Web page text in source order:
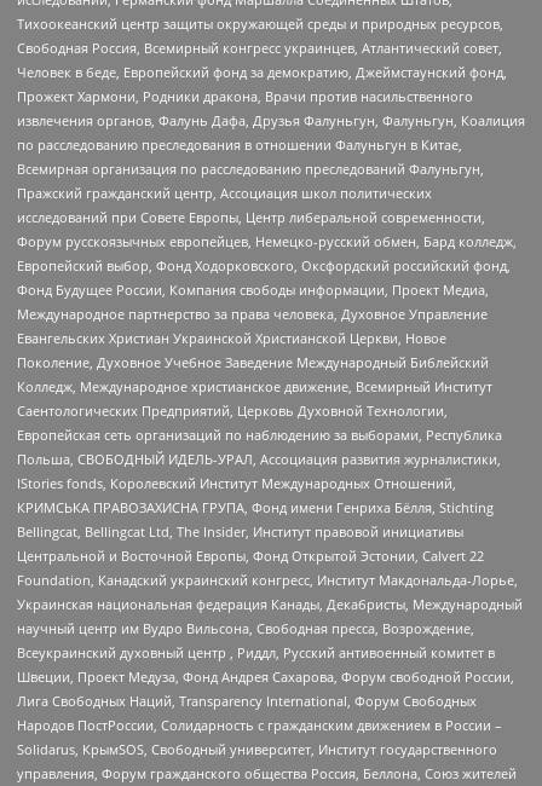
Тихоокеанский центр защиты окружающей среды и природных ресурсов,
Свободная Россия, Всемирный конгресс украинцев, Атлантический совет,
Человек в беде, Европейский фонд за демократию, Джеймстаунский фонд,
Прожект Хармони, Родники дракона, Врачи против насильственного
извлечения органов, Фалунь Дафа, Друзья Фалуньгун, Фалуньгун, Коалиция
по расследованию преследования в отношении Фалуньгун в Китае,
Всемирная организация по расследованию преследований Фалуньгун,
Пражский гражданский центр, Ассоциация школ политических
исследований при Совете Европы, Центр либеральной современности,
Форум русскоязычных европейцев, Немецко-русский обмен, Бард колледж,
Европейский выбор, Фонд Ходорковского, Оксфордский российский фонд,
Фонд Будущее России, Компания свободы информации, Проект Медиа,
Международное партнерство за права человека, Духовное Управление
Евангельских Христиан Украинской Христианской Церкви, Новое
Поколение, Духовное Учебное Заведение Международный Библейский
Колледж, Международное христианское движение, Всемирный Институт
Саентологических Предприятий, Церковь Духовной Технологии,
Европейская сеть организаций по наблюдению за выборами, Республика
Польша, СВОБОДНЫЙ ИДЕЛЬ-УРАЛ, Ассоциация развития журналистики,
IStories fonds, Королевский Институт Международных Отношений,
КРИМСЬКА ПРАВОЗАХИСНА ГРУПА, Фонд имени Генриха Бёлля, Stichting
Bellingcat, Bellingcat Ltd, The Insider, Институт правовой инициативы
Центральной и Восточной Европы, Фонд Открытой Эстонии, Calvert 22
Foundation, Канадский украинский конгресс, Институт Макдональда-Лорье,
Украинская национальная федерация Канады, Декабристы, Международный
научный центр им Вудро Вильсона, Свободная пресса, Возрождение,
Всеукраинский духовный центр , Риддл, Русский антивоенный комитет в
Швеции, Проект Медуза, Фонд Андрея Сахарова, Форум свободной России,
Лига Свободных Наций, Transparеncy International, Форум Свободных
Народов ПостРоссии, Солидарность с гражданским движением в России –
Solidarus, КрымSOS, Свободный университет, Институт государственного
управления, Форум гражданского общества Россия, Беллона, Союз жителей